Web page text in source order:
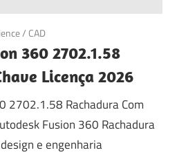
/ CAD
360 2702.1.58
Licença 2026
2702.1.58 Rachadura Com
Fusion 360 Rachadura
e engenharia